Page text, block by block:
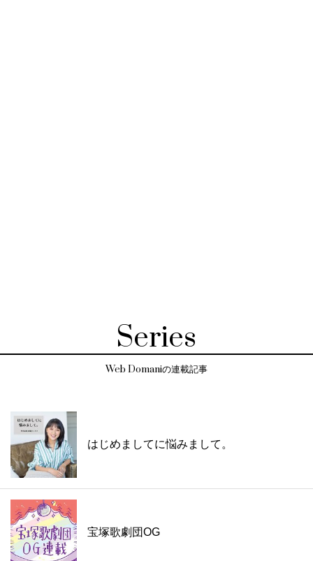
Series
Web Domaniの連載記事
はじめましてに悩みまして。
宝塚歌劇団OG